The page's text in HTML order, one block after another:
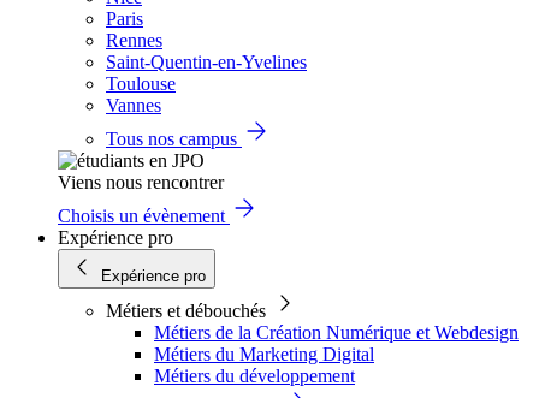
Paris
Rennes
Saint-Quentin-en-Yvelines
Toulouse
Vannes
Tous nos campus
Viens nous rencontrer
Choisis un évènement
Expérience pro
Expérience pro
Métiers et débouchés
Métiers de la Création Numérique et Webdesign
Métiers du Marketing Digital
Métiers du développement